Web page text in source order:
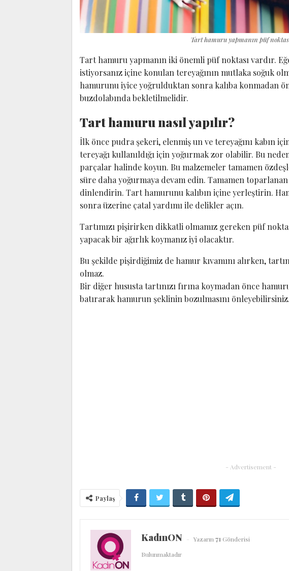
Tart hamuru yapmanın püf
Tart hamuru yapmanın iki önemli püf noktası vardır.
istiyorsanız içine konulan tereyağının mutlaka soğuk
hamurunu iyice yoğrulduktan sonra kalıba konmadan
buzdolabında bekletilmelidir.
Tart hamuru nasıl yapılır?
İlk önce pudra şekeri, elenmiş un ve tereyağını kabın
tereyağı kullanıldığı için yoğurmak zor olabilir. Bu
parçalar halinde koyun. Bu malzemeler tamamen
süre daha yoğurmaya devam edin. Tamamen
dinlendirin. Tart hamurunu kalıbın içine yerleştirin.
sonra üzerine çatal yardımı ile delikler açın.
Tartımızı pişirirken dikkatli olmamız gereken püf
yapacak bir ağırlık koymanız iyi olacaktır.
Bu şekilde pişirdiğimiz de hamur kıvamını alırken,
olmaz.
Bir diğer hususta tartınızı fırına koymadan önce
batırarak hamurun şeklinin bozulmasını önleyebilirsiniz.
- Advertisement -
Paylaş
KadınON Yazarın 71 Gönderisi
Bulunmaktadır